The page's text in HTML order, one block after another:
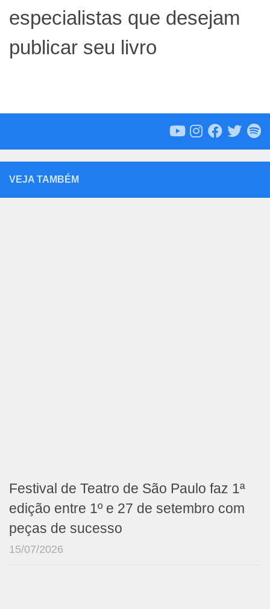
especialistas que desejam
publicar seu livro
VEJA TAMBÉM
Festival de Teatro de São Paulo faz 1ª
edição entre 1º e 27 de setembro com
peças de sucesso
15/07/2026